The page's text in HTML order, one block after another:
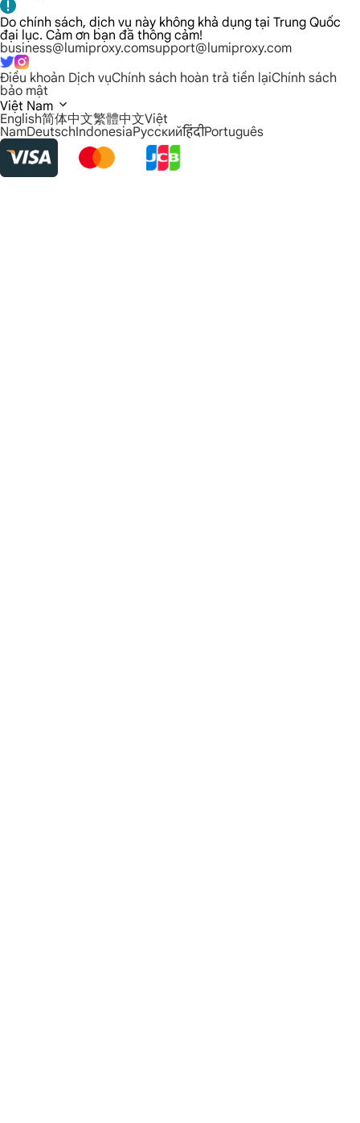
Do chính sách, dịch vụ này không khả dụng tại Trung Quốc
đại lục. Cảm ơn bạn đã thông cảm!
business@lumiproxy.comsupport@lumiproxy.com
Điều khoản Dịch vụChính sách hoàn trả tiền lạiChính sách
bảo mật
Việt Nam
English简体中文繁體中文Việt
NamDeutschIndonesiaРусскийहिंदीPortuguês